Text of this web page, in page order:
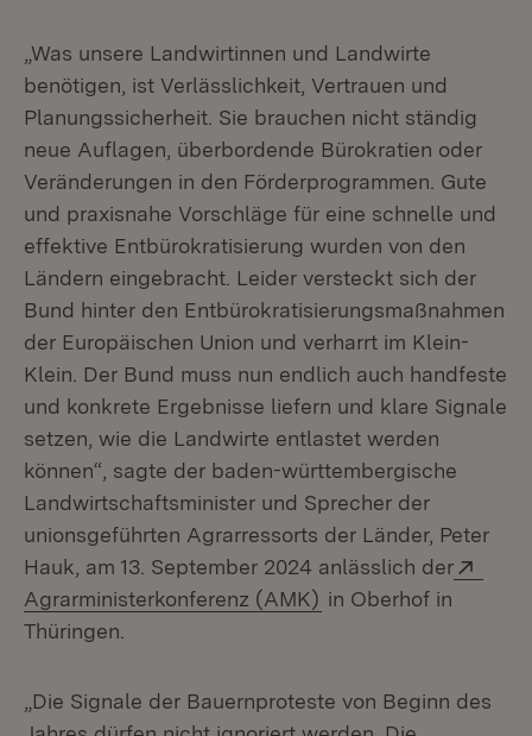
„Was unsere Landwirtinnen und Landwirte
benötigen, ist Verlässlichkeit, Vertrauen und
Planungssicherheit. Sie brauchen nicht ständig
neue Auflagen, überbordende Bürokratien oder
Veränderungen in den Förderprogrammen. Gute
und praxisnahe Vorschläge für eine schnelle und
effektive Entbürokratisierung wurden von den
Ländern eingebracht. Leider versteckt sich der
Bund hinter den Entbürokratisierungsmaßnahmen
der Europäischen Union und verharrt im Klein-
Klein. Der Bund muss nun endlich auch handfeste
und konkrete Ergebnisse liefern und klare Signale
setzen, wie die Landwirte entlastet werden
können“, sagte der baden-württembergische
Landwirtschaftsminister und Sprecher der
unionsgeführten Agrarressorts der Länder, Peter
Hauk, am 13. September 2024 anlässlich der
Agrarministerkonferenz (AMK) (Öffnet in neuem
in Oberhof in
Thüringen.
„Die Signale der Bauernproteste von Beginn des